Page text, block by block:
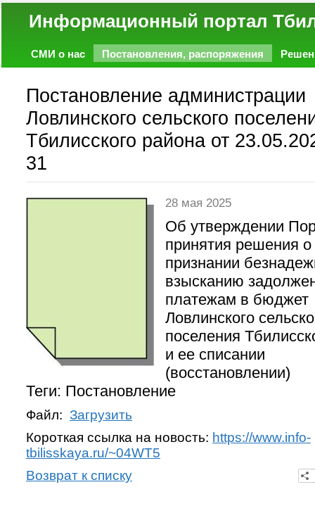
Информационный
СМИ о нас Постановления, распоряжения
Постановление администрации
Ловлинского сельского
Тбилисского района от
31
28 мая 2025
Об утверждении
принятия решения о
признании
взысканию
платежам в бюджет
Ловлинского
поселения
и ее списании
(восстановлении)
Теги: Постановление
Файл: Загрузить
Короткая ссылка на новость: https://www.info-
tbilisskaya.ru/~04WT5
Возврат к списку